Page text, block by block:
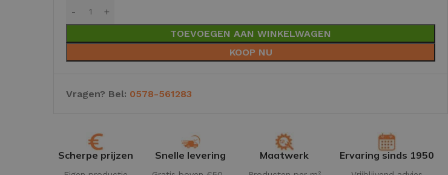
TOEVOEGEN AAN WINKELWAGEN
KOOP NU
Vragen? Bel: 0578-561283
Scherpe prijzen Snelle levering Maatwerk Ervaring sinds 1950